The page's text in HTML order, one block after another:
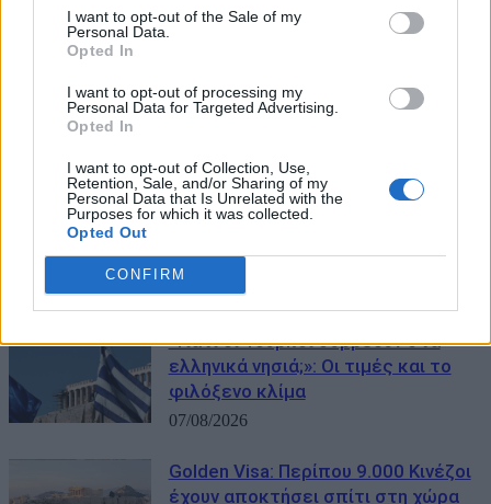
I want to opt-out of the Sale of my
Personal Data.
Opted In
I want to opt-out of processing my
Personal Data for Targeted Advertising.
Opted In
I want to opt-out of Collection, Use,
Retention, Sale, and/or Sharing of my
Personal Data that Is Unrelated with the
Purposes for which it was collected.
Opted Out
CONFIRM
ΜΠΟΡΕΙ ΝΑ ΣΑΣ ΕΝΔΙΑΦΕΡΕΙ
πλαίσιο για τον τουρισμό: «Δεν
08/08/2026
Έκθεση του ΟΟΣΑ για την ελληνική
εισόδημα των νοικοκυριών
07/08/2026
«Γιατί οι Τούρκοι συρρέουν στα
ελληνικά νησιά;»: Οι τιμές και το
φιλόξενο κλίμα
07/08/2026
Golden Visa: Περίπου 9.000 Κινέζοι
έχουν αποκτήσει σπίτι στη χώρα